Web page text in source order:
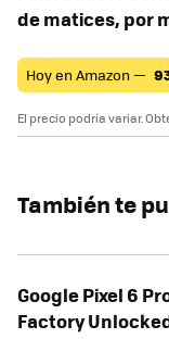
de matices, por
Hoy en Amazon —
El precio podría variar.
También te
Google Pixel 6 Pro
Factory